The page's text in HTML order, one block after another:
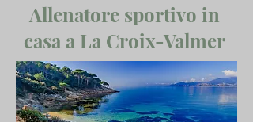
Allenatore sportivo in
casa a La Croix-Valmer